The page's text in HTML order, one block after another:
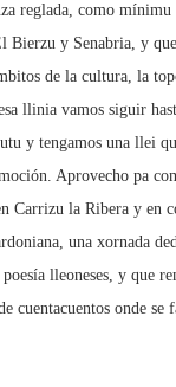
reglada, como
Bierzu y Senabria, y
de la cultura, la
llinia vamos siguir
y tengamos una llei
Aprovecho pa
Carrizu la Ribera y en
una xornada
lleoneses, y que
cuentacuentos onde se